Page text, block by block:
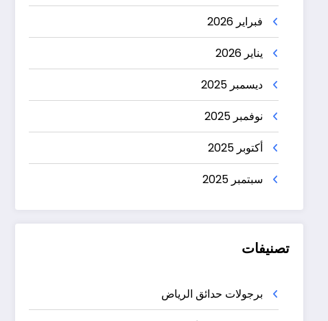
فبراير 2026
يناير 2026
ديسمبر 2025
نوفمبر 2025
أكتوبر 2025
سبتمبر 2025
تصنيفات
برجولات حدائق الرياض